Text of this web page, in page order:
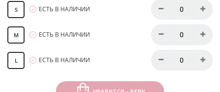
S ЕСТЬ В НАЛИЧИИ
M ЕСТЬ В НАЛИЧИИ
L ЕСТЬ В НАЛИЧИИ